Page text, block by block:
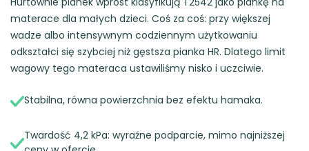
materace dla małych dzieci. Coś za coś: przy większej
wadze albo intensywnym codziennym użytkowaniu
odkształci się szybciej niż gęstsza pianka HR. Dlatego limit
wagowy tego materaca ustawiliśmy nisko i uczciwie.
Stabilna, równa powierzchnia bez efektu hamaka.
Twardość 4,2 kPa: wyraźne podparcie, mimo najniższej